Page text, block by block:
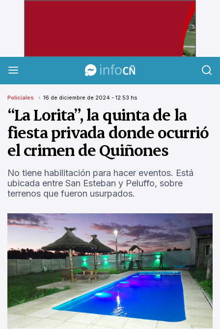
Policiales 16 de diciembre de 2024 - 12:53 hs
“La Lorita”, la quinta de la
fiesta privada donde ocurrió
el crimen de Quiñones
No tiene habilitación para hacer eventos. Está
ubicada entre San Esteban y Peluffo, sobre
terrenos que fueron usurpados.